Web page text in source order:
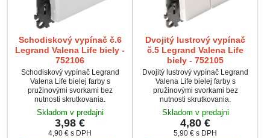
Schodiskový vypínač č.6
Legrand Valena Life biely -
752106
Schodiskový vypínač Legrand
Valena Life bielej farby s
pružinovými svorkami bez
nutnosti skrutkovania.
Skladom v predajni
3,98 €
4,90 € s DPH
Dvojitý lustrový vypínač
č.5 Legrand Valena Life
biely - 752105
Dvojitý lustrový vypínač Legrand
Valena Life bielej farby s
pružinovými svorkami bez
nutnosti skrutkovania.
Skladom v predajni
4,80 €
5,90 € s DPH